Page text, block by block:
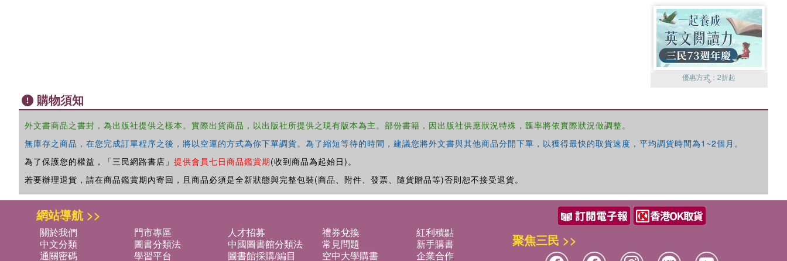
優惠方式：2折起
購物須知
外文書商品之書封，為出版社提供之樣本。實際出貨商品，以出版社所提供之現有版本為主。部份書籍，因出版社供應狀況特殊，匯率將依實際狀況做調整。
無庫存之商品，在您完成訂單程序之後，將以空運的方式為你下單調貨。為了縮短等待的時間，建議您將外文書與其他商品分開下單，以獲得最快的取貨速度，平均調貨時間為1~2個月。
為了保護您的權益，「三民網路書店」 提供會員七日商品鑑賞期(收到商品為起始日)。
若要辦理退貨，請在商品鑑賞期內寄回，且商品必須是全新狀態與完整包裝(商品、附件、發票、隨貨贈品等)否則恕不接受退貨。
網站導航 >>
關於我們 門市專區 人才招募 禮券兌換
紅利積點
中文分類
圖書分類法 中國圖書館分類法 常見問題
新手購書
通關密碼
學習平台 圖書館採購/編目 空中大學購書
企業合作
聚焦三民 >>